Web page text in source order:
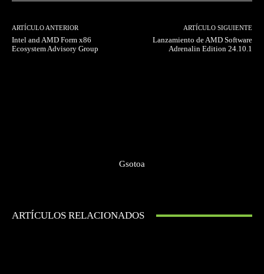
ARTÍCULO ANTERIOR
Intel and AMD Form x86
Ecosystem Advisory Group
ARTÍCULO SIGUIENTE
Lanzamiento de AMD Software
Adrenalin Edition 24.10.1
Gsotoa
ARTÍCULOS RELACIONADOS